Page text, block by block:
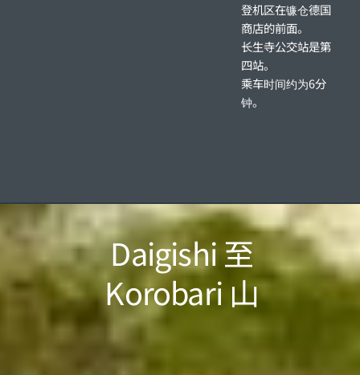
登机区在镰仓德国
商店的前面。
长生寺公交站是第
四站。
乘车时间约为6分
钟。
Daigishi 至
Korobari 山